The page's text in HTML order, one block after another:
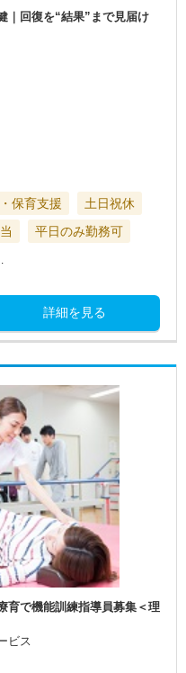
｜回復を“結果”まで見届け
保育支援
土日祝休
平日のみ勤務可
詳細を見る
育で機能訓練指導員募集＜理
ビス